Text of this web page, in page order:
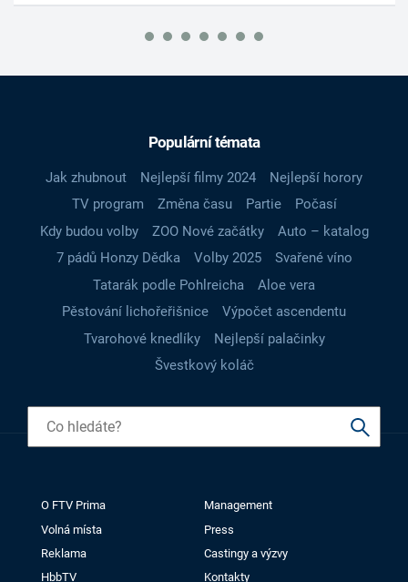
Populární témata
Jak zhubnout Nejlepší filmy 2024
Nejlepší horory
TV program
Změna času Partie
Počasí
Kdy budou volby
ZOO Nové začátky
Auto – katalog
7 pádů Honzy Dědka
Volby 2025
Svařené víno
Tatarák podle Pohlreicha
Aloe vera
Pěstování lichořeřišnice
Výpočet ascendentu
Tvarohové knedlíky
Nejlepší palačinky
Švestkový koláč
O FTV Prima
Management
Volná místa
Press
Reklama
Castingy a výzvy
HbbTV
Kontakty